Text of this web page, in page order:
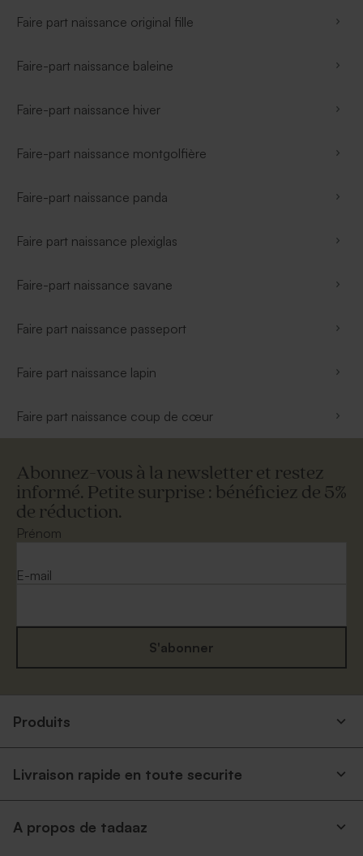
Faire part naissance original fille
Faire-part naissance baleine
Faire-part naissance hiver
Faire-part naissance montgolfière
Faire-part naissance panda
Faire part naissance plexiglas
Faire-part naissance savane
Faire part naissance passeport
Faire part naissance lapin
Faire part naissance coup de cœur
Abonnez-vous à la newsletter et restez
informé. Petite surprise : bénéficiez de 5%
de réduction.
Prénom
E-mail
S'abonner
Produits
Livraison rapide en toute securite
A propos de tadaaz